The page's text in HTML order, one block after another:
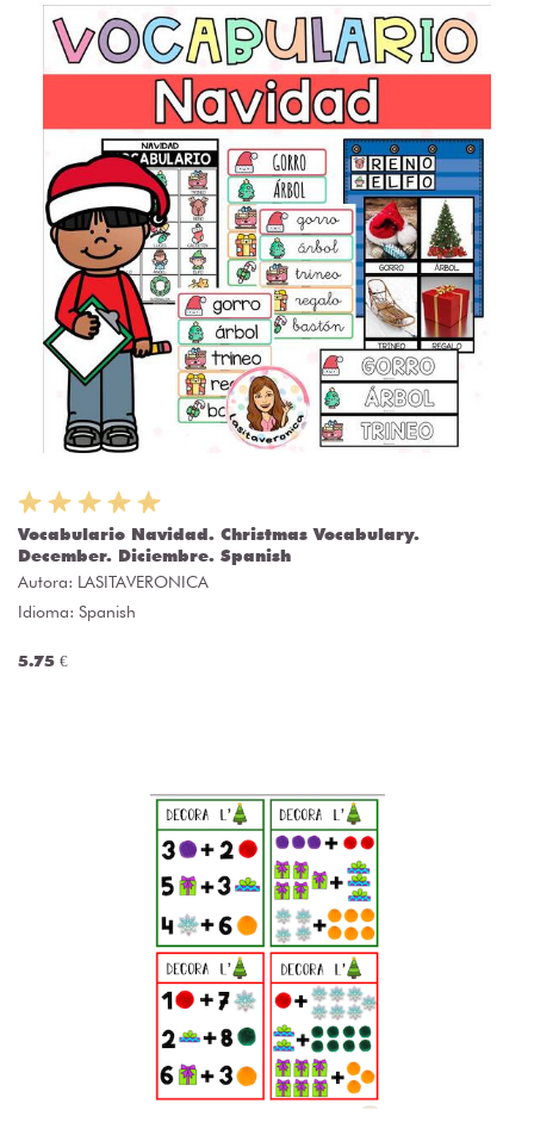
Vocabulario Navidad. Christmas Vocabulary.
December. Diciembre. Spanish
Autora: LASITAVERONICA
Idioma: Spanish
5.75 €